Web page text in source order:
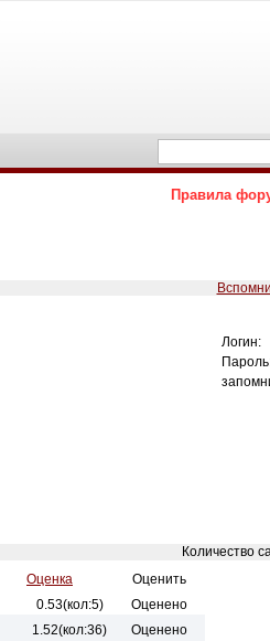
Правила
Логин:
Количество
Оценка
Оценить
0.53(кол:5)
Оценено
1.52(кол:36)
Оценено